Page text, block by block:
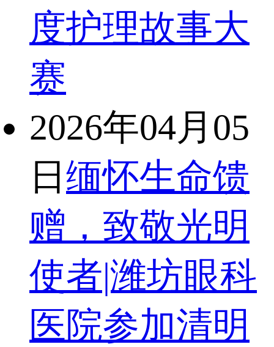
度护理故事大
赛
2026年04月05
日 缅怀生命馈
赠，致敬光明
使者|潍坊眼科
医院参加清明